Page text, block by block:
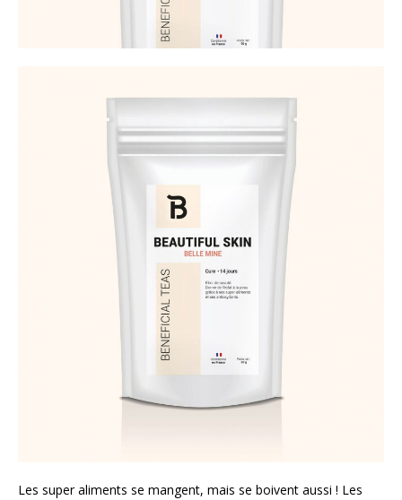
Les super aliments se mangent, mais se boivent aussi ! Les